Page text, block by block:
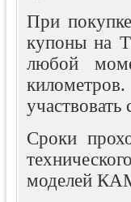
При
купоны на
любой
Сроки
моделей